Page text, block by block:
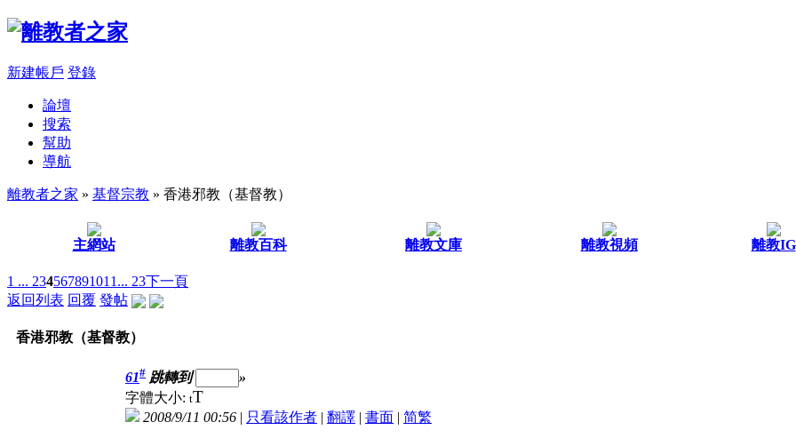
新建帳戶 登錄
論壇
搜索
幫助
導航
離教者之家 » 基督宗教 » 香港邪教（基督教）
主網站 離教百科 離教文庫 離教視頻 離教IG
1 ... 234567891011 ... 23下一頁
返回列表 回覆 發帖
香港邪教（基督教）
61# 跳轉到
»
字體大小: tT
2008/9/11 00:56 | 只看該作者 | 翻譯 | 書面 | 简繁